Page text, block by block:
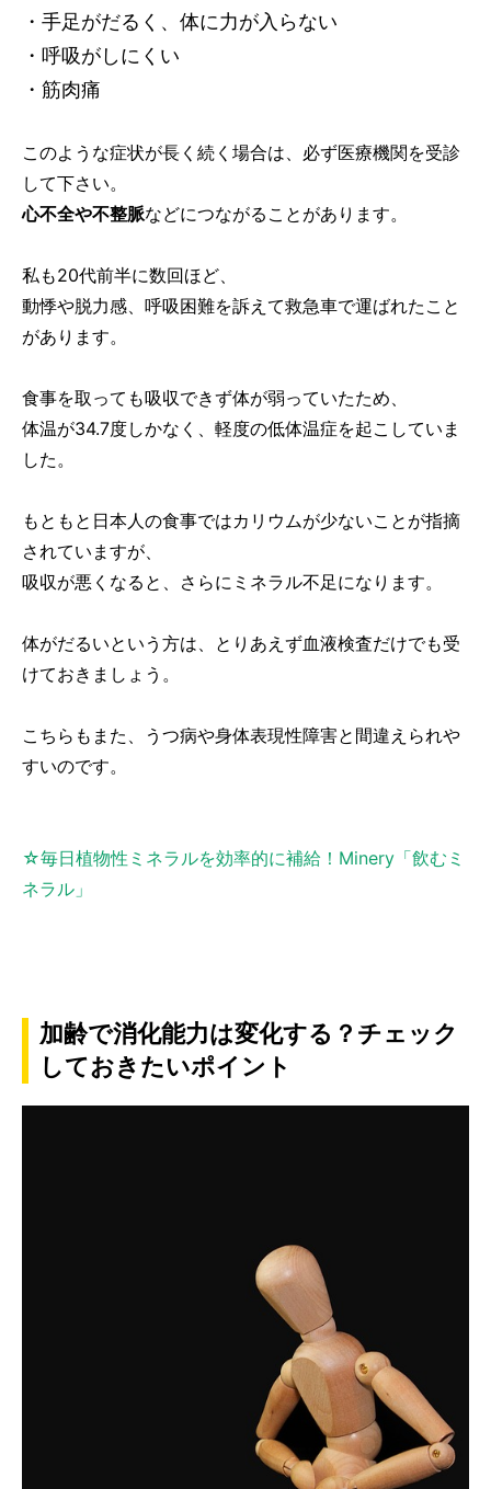
・手足がだるく、体に力が入らない
・呼吸がしにくい
・筋肉痛
このような症状が長く続く場合は、必ず医療機関を受診
して下さい。
心不全や不整脈などにつながることがあります。
私も20代前半に数回ほど、
動悸や脱力感、呼吸困難を訴えて救急車で運ばれたこと
があります。
食事を取っても吸収できず体が弱っていたため、
体温が34.7度しかなく、軽度の低体温症を起こしていま
した。
もともと日本人の食事ではカリウムが少ないことが指摘
されていますが、
吸収が悪くなると、さらにミネラル不足になります。
体がだるいという方は、とりあえず血液検査だけでも受
けておきましょう。
こちらもまた、うつ病や身体表現性障害と間違えられや
すいのです。
☆毎日植物性ミネラルを効率的に補給！Minery「飲むミ
ネラル」
加齢で消化能力は変化する？チェック
しておきたいポイント